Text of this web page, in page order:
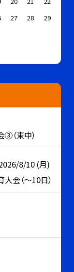
27 28
29
（東中）
8/10 (月)
会（～10日）